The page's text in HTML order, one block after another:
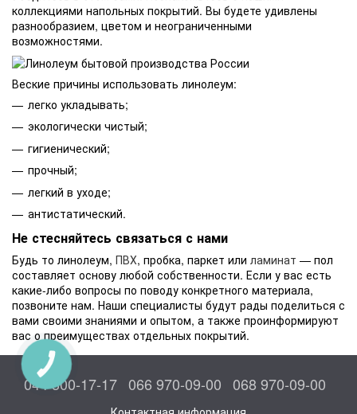
коллекциями напольных покрытий. Вы будете удивлены
разнообразием, цветом и неограниченными
возможностями.
Веские причины использовать линолеум:
легко укладывать;
экологически чистый;
гигиенический;
прочный;
легкий в уходе;
антистатический.
Не стесняйтесь связаться с нами
Будь то линолеум, ПВХ, пробка, паркет или ламинат — пол
составляет основу любой собственности. Если у вас есть
какие-либо вопросы по поводу конкретного материала,
позвоните нам. Наши специалисты будут рады поделиться с
вами своими знаниями и опытом, а также проинформируют
вас о преимуществах отдельных покрытий.
044 300-17-17 066 970-09-00 068 970-09-00
КНОПКА
СВЯЗИ